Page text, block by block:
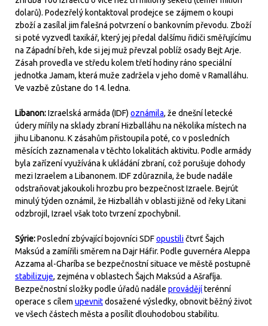
dolarů). Podezřelý kontaktoval prodejce se zájmem o koupi
zboží a zasílal jim falešná potvrzení o bankovním převodu. Zboží
si poté vyzvedl taxikář, který jej předal dalšímu řidiči směřujícímu
na Západní břeh, kde si jej muž převzal poblíž osady Bejt Arje.
Zásah provedla ve středu kolem třetí hodiny ráno speciální
jednotka Jamam, která muže zadržela v jeho domě v Ramalláhu.
Ve vazbě zůstane do 14. ledna.
Libanon:Izraelská armáda (IDF) oznámila, že dnešní letecké
údery mířily na sklady zbraní Hizballáhu na několika místech na
jihu Libanonu. K zásahům přistoupila poté, co v posledních
měsících zaznamenala v těchto lokalitách aktivitu. Podle armády
byla zařízení využívána k ukládání zbraní, což porušuje dohody
mezi Izraelem a Libanonem. IDF zdůraznila, že bude nadále
odstraňovat jakoukoli hrozbu pro bezpečnost Izraele. Bejrút
minulý týden oznámil, že Hizballáh v oblasti jižně od řeky Litani
odzbrojil, Izrael však toto tvrzení zpochybnil.
Sýrie:Poslední zbývající bojovníci SDFopustiličtvrť Šajch
Maksúd a zamířili směrem na Dajr Háfir. Podle guvernéra Aleppa
Azzama al-Gharíba se bezpečnostní situace ve městě postupně
stabilizuje, zejména v oblastech Šajch Maksúd a Ašrafíja.
Bezpečnostní složky podle úřadů nadále provádějíterénní
operace s cílem upevnitdosažené výsledky, obnovit běžný život
ve všech částech města a posílit dlouhodobou stabilitu.